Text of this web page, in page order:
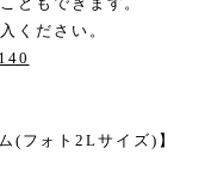
ください。
(フォト2Lサイズ)】